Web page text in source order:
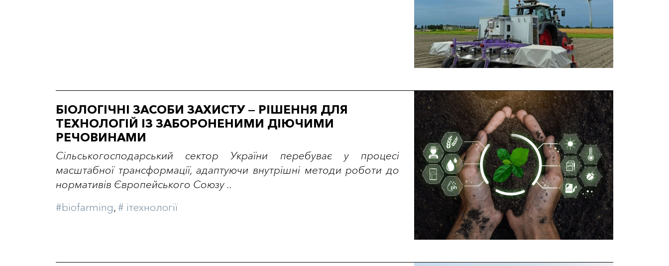
БІОЛОГІЧНІ ЗАСОБИ ЗАХИСТУ — РІШЕННЯ ДЛЯ
ТЕХНОЛОГІЙ ІЗ ЗАБОРОНЕНИМИ ДІЮЧИМИ
РЕЧОВИНАМИ
Сільськогосподарський сектор України перебуває у процесі
масштабної трансформації, адаптуючи внутрішні методи роботи до
нормативів Європейського Союзу ..
#biofarming, # iтехнології